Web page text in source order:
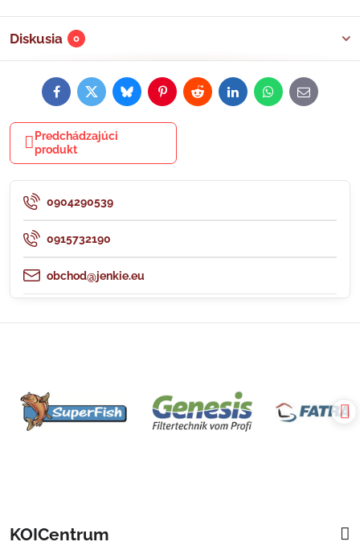
Diskusia 0
FacebookTwitterBlueskyPinterestRedditLinkedInWhatsApp
E-
mail
Predchádzajúci
produkt
0904290539
0915732190
obchod@jenkie.eu
KOICentrum